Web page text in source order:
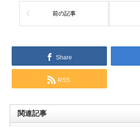
前の記事
Share
RSS
関連記事